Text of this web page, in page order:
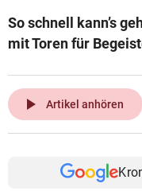
So schnell kann’s
mit Toren für
play_arrow Artikel anhören